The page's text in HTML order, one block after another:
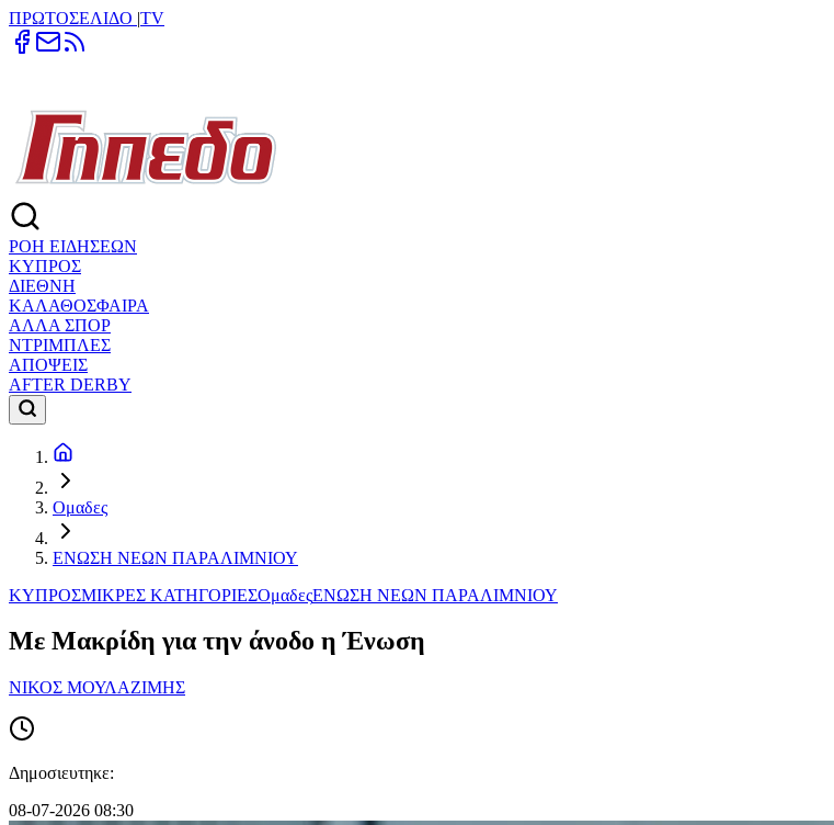
ΠΡΩΤΟΣΕΛΙΔΟ |TV
ΡΟΗ ΕΙΔΗΣΕΩΝ
ΚΥΠΡΟΣ
ΔΙΕΘΝΗ
ΚΑΛΑΘΟΣΦΑΙΡΑ
ΑΛΛΑ ΣΠΟΡ
ΝΤΡΙΜΠΛΕΣ
ΑΠΟΨΕΙΣ
AFTER DERBY
Ομαδες
ΕΝΩΣΗ ΝΕΩΝ ΠΑΡΑΛΙΜΝIΟΥ
ΚΥΠΡΟΣΜΙΚΡΕΣ ΚΑΤΗΓΟΡΙΕΣΟμαδεςΕΝΩΣΗ ΝΕΩΝ ΠΑΡΑΛΙΜΝIΟΥ
Με Μακρίδη για την άνοδο η Ένωση
ΝΙΚΟΣ ΜΟΥΛΑΖΙΜΗΣ
Δημοσιευτηκε:
08-07-2026 08:30